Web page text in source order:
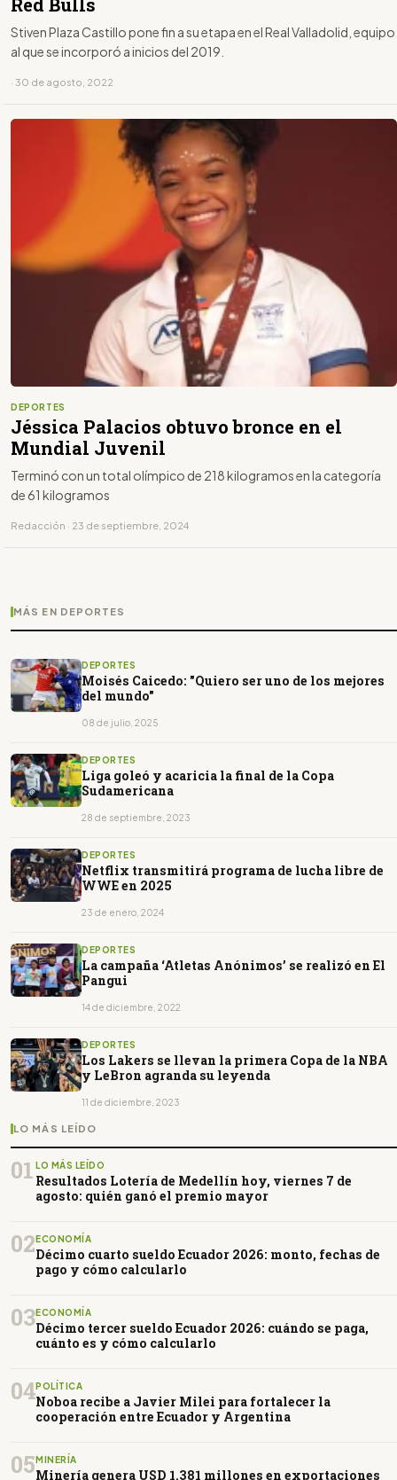
Stiven Plaza Castillo pone fin a su etapa en el Real Valladolid, equipo
al que se incorporó a inicios del 2019.
· 30 de agosto, 2022
DEPORTES
Jéssica Palacios obtuvo bronce en el
Mundial Juvenil
Terminó con un total olímpico de 218 kilogramos en la categoría
de 61 kilogramos
Redacción · 23 de septiembre, 2024
MÁS EN DEPORTES
DEPORTES
Moisés Caicedo: "Quiero ser uno de los mejores
del mundo"
08 de julio, 2025
DEPORTES
Liga goleó y acaricia la final de la Copa
Sudamericana
28 de septiembre, 2023
DEPORTES
Netflix transmitirá programa de lucha libre de
WWE en 2025
23 de enero, 2024
DEPORTES
La campaña ‘Atletas Anónimos’ se realizó en El
Pangui
14 de diciembre, 2022
DEPORTES
Los Lakers se llevan la primera Copa de la NBA
y LeBron agranda su leyenda
11 de diciembre, 2023
LO MÁS LEÍDO
01 LO MÁS LEÍDO
Resultados Lotería de Medellín hoy, viernes 7 de
agosto: quién ganó el premio mayor
02 ECONOMÍA
Décimo cuarto sueldo Ecuador 2026: monto, fechas de
pago y cómo calcularlo
03ECONOMÍA
Décimo tercer sueldo Ecuador 2026: cuándo se paga,
cuánto es y cómo calcularlo
04POLÍTICA
Noboa recibe a Javier Milei para fortalecer la
cooperación entre Ecuador y Argentina
05 MINERÍA
Minería genera USD 1.381 millones en exportaciones